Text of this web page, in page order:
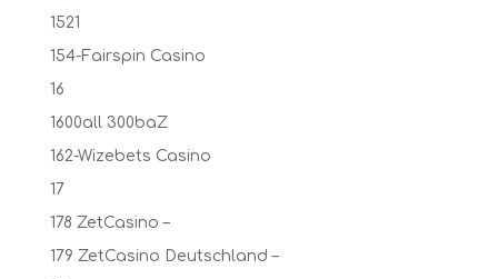
1521
154-Fairspin Casino
16
1600all 300baZ
162-Wizebets Casino
17
178 ZetCasino –
179 ZetCasino Deutschland –